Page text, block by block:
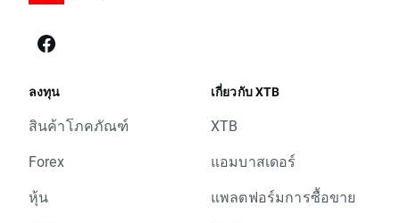
ลงทุน
สินค้าโภคภัณฑ์
Forex
หุ้น
เกี่ยวกับ XTB
XTB
แอมบาสเดอร์
แพลตฟอร์มการซื้อขาย